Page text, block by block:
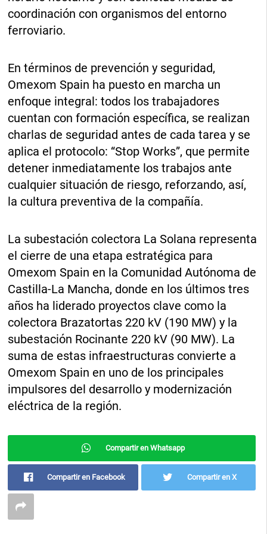
coordinación con organismos del entorno
ferroviario.
En términos de prevención y seguridad,
Omexom Spain ha puesto en marcha un
enfoque integral: todos los trabajadores
cuentan con formación específica, se realizan
charlas de seguridad antes de cada tarea y se
aplica el protocolo: “Stop Works”, que permite
detener inmediatamente los trabajos ante
cualquier situación de riesgo, reforzando, así,
la cultura preventiva de la compañía.
La subestación colectora La Solana representa
el cierre de una etapa estratégica para
Omexom Spain en la Comunidad Autónoma de
Castilla-La Mancha, donde en los últimos tres
años ha liderado proyectos clave como la
colectora Brazatortas 220 kV (190 MW) y la
subestación Rocinante 220 kV (90 MW). La
suma de estas infraestructuras convierte a
Omexom Spain en uno de los principales
impulsores del desarrollo y modernización
eléctrica de la región.
Compartir en Whatsapp
Compartir en Facebook Compartir en X